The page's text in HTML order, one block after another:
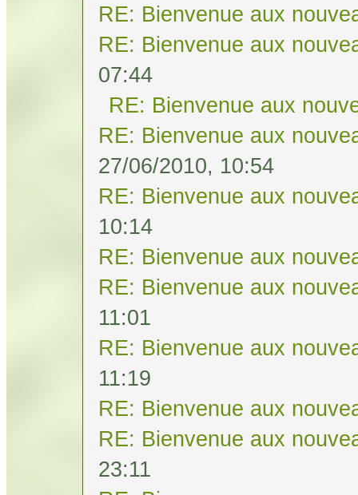
RE: Bienvenue aux
RE: Bienvenue aux
07:44
RE: Bienvenue aux
RE: Bienvenue aux
27/06/2010, 10:54
RE: Bienvenue aux
10:14
RE: Bienvenue aux
RE: Bienvenue aux
11:01
RE: Bienvenue aux
11:19
RE: Bienvenue aux
RE: Bienvenue aux
23:11